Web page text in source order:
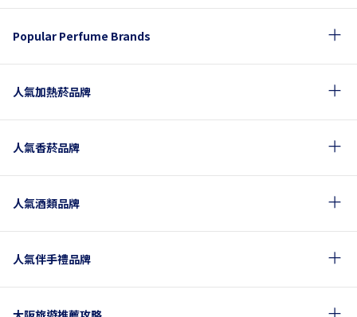
Popular Perfume Brands
人氣加熱菸品牌
人氣香菸品牌
人氣酒類品牌
人氣伴手禮品牌